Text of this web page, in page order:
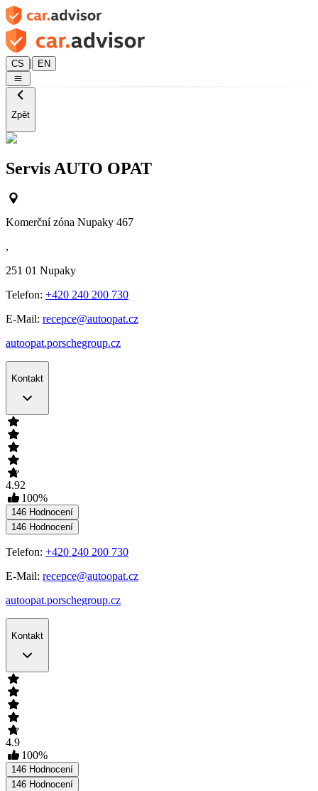
CS | EN
Zpět
Servis AUTO OPAT
Komerční zóna Nupaky 467
,
251 01 Nupaky
Telefon: +420 240 200 730
E-Mail: recepce@autoopat.cz
autoopat.porschegroup.cz
Kontakt
4.92
100%
146 Hodnocení
146 Hodnocení
Telefon: +420 240 200 730
E-Mail: recepce@autoopat.cz
autoopat.porschegroup.cz
Kontakt
4.9
100%
146 Hodnocení
146 Hodnocení